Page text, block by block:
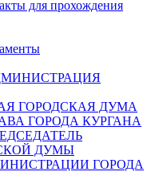
для прохождения
ГОРОДСКАЯ ДУМА
ГОРОДА КУРГАНА
ДУМЫ
ГОРОДА